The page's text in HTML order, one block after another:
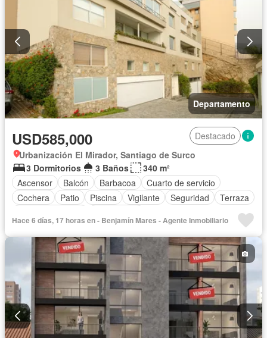
Departamento
USD585,000
Destacado
Urbanización El Mirador, Santiago de Surco
3 Dormitorios
3 Baños
340 m²
Ascensor
Balcón Barbacoa
Cuarto de servicio
Cochera
Patio Piscina Vigilante Seguridad
Terraza
Hace 6 días, 17 horas en - Benjamín Mares - Agente Inmobiliario